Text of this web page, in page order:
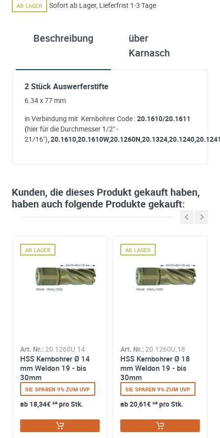
AB LAGER Sofort ab Lager, Lieferfrist 1-3 Tage
Beschreibung
über
Karnasch
2 Stück Auswerferstifte
6.34 x 77 mm
in Verbindung mit Kernbohrer Code :20.1610/20.1611
(hier für die Durchmesser 1/2" -
21/16"),
Bitte unterbreiten Sie mir ein Angebot:
Bitte teilen Sie uns die gewünschte Menge mit
Ihre Anschrift
Firma:
Name*:
und verarbeitet werden. Die Daten werden nach
abgeschlossener Bearbeitung Ihrer Anfrage gelöscht. Sie
können Ihre Einwilligung jederzeit für die Zukunft per E-
widerrufen. Detaillierte Informationen zum Umgang mit
Nutzerdaten finden Sie in unsererDatenschutzerklärung
Kunden, die dieses Produkt gekauft haben,
haben auch folgende Produkte gekauft:
Art. Nr.: 20.1260U.14
HSS Kernbohrer Ø 14
mm Weldon 19 - bis
30mm
AB LAGER
SIE SPAREN 9% ZUM UVP
ab 18,34€*² pro Stk.
Art. Nr.: 20.1260U.18
HSS Kernbohrer Ø 18
mm Weldon 19 - bis
30mm
AB LAGER
SIE SPAREN 9% ZUM UVP
ab20,61€*² pro Stk.